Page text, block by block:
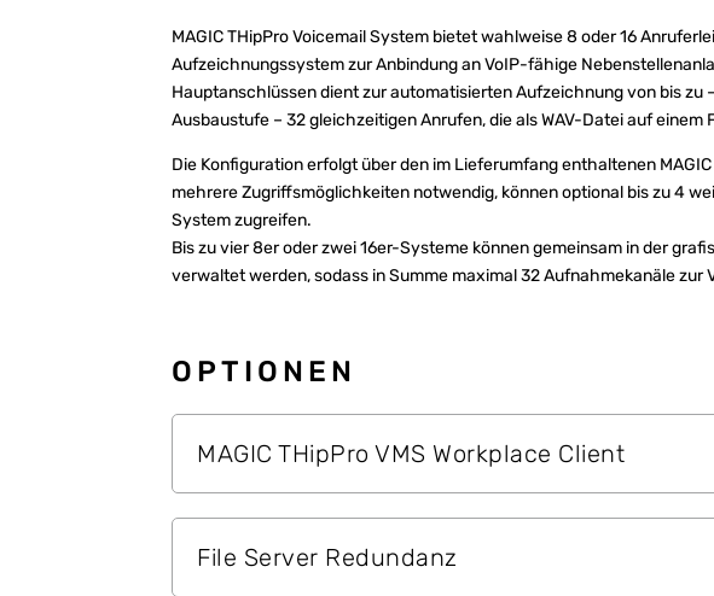
MAGIC THipPro Voicemail System bietet wahlweise 8 oder 16
Aufzeichnungssystem zur Anbindung an VoIP-fähige
Hauptanschlüssen dient zur automatisierten Aufzeichnung von bis zu
Ausbaustufe – 32 gleichzeitigen Anrufen, die als WAV-Datei auf
Die Konfiguration erfolgt über den im Lieferumfang enthaltenen MAGIC
mehrere Zugriffsmöglichkeiten notwendig, können optional bis zu 4
System zugreifen.
Bis zu vier 8er oder zwei 16er-Systeme können gemeinsam in der
verwaltet werden, sodass in Summe maximal 32 Aufnahmekanäle zur
OPTIONEN
MAGIC THipPro VMS Workplace Client
File Server Redundanz